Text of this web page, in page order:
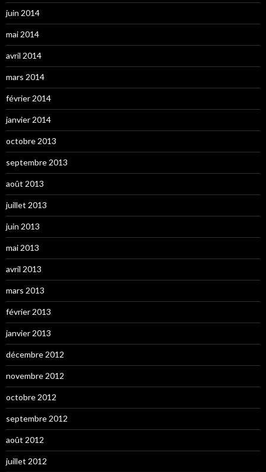
juin 2014
mai 2014
avril 2014
mars 2014
février 2014
janvier 2014
octobre 2013
septembre 2013
août 2013
juillet 2013
juin 2013
mai 2013
avril 2013
mars 2013
février 2013
janvier 2013
décembre 2012
novembre 2012
octobre 2012
septembre 2012
août 2012
juillet 2012